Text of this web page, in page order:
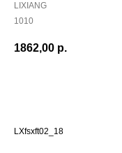
LIXIANG
1010
1862,00 р.
LXfsxft02_18